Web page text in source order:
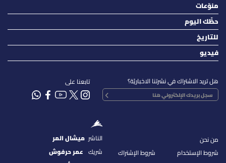
منوّعات
حظّك اليوم
للتاريخ
فيديو
هل تريد الاشتراك في نشرتنا الاخباريّة؟ تابعنا على
من نحن
شروط الإستخدام
شروط الإشتراك
الناشر ميشال المر
شريك عمر حرفوش